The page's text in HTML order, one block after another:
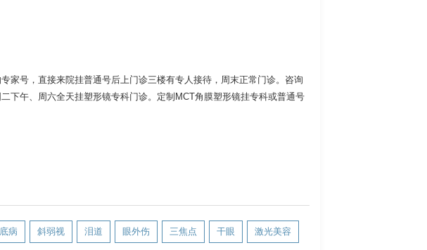
家号，直接来院挂普通号后上门诊三楼有专人接待，周末正常门诊。咨询
下午、周六全天挂塑形镜专科门诊。定制MCT角膜塑形镜挂专科或普通号
病 斜弱视 泪道 眼外伤 三焦点 干眼 激光美容